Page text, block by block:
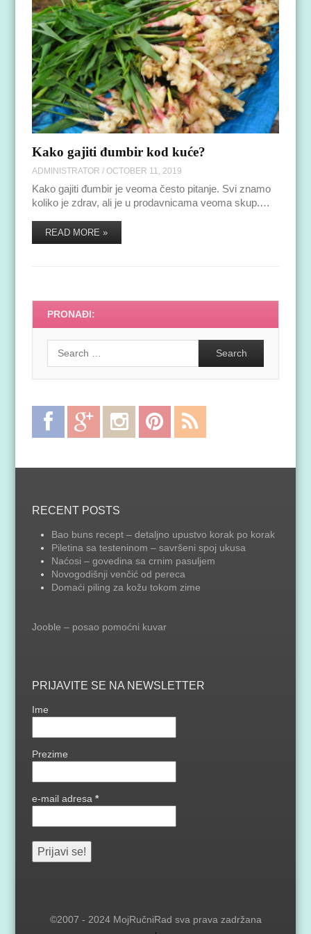
Kako gajiti đumbir kod kuće?
ADMINISTRATOR /OCTOBER 11, 2019
Kako gajiti đumbir je veoma često pitanje. Svi znamo
koliko je zdrav, ali je u prodavnicama veoma skup.…
READ MORE »
PRONAĐI:
Facebook
Google InstagramPinterest
Feed
RECENT POSTS
Bao buns recept – detaljno upustvo korak po korak
Piletina sa testeninom – savršeni spoj ukusa
Naćosi – govedina sa crnim pasuljem
Novogodišnji venčić od pereca
Domaći piling za kožu tokom zime
Jooble – posao pomoćni kuvar
PRIJAVITE SE NA NEWSLETTER
Ime
Prezime
e-mail adresa*
©2007 - 2024 MojRučniRad sva prava zadržana